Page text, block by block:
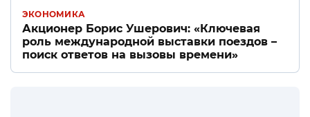
ЭКОНОМИКА
Акционер Борис Ушерович: «Ключевая
роль международной выставки поездов –
поиск ответов на вызовы времени»